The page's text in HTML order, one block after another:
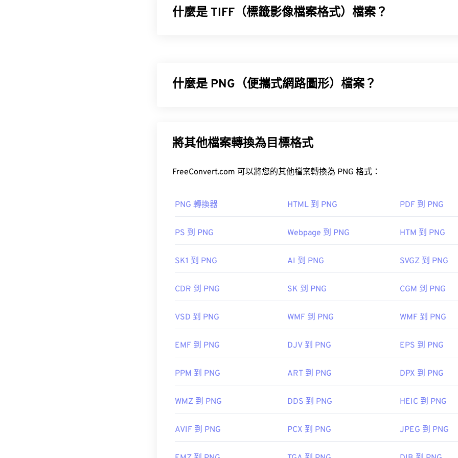
什麼是 TIFF（標籤影像檔案格式）檔案？
Preview。
TIFF 轉 JPG
其他替代程序包括 、GNU 影像處理程序 (
sdid=KKQIN&mv=search&kw=photoshop&
target="_blank">Photoshop
，以及ACDSee
也可用於開啟和處理 TIFF 檔案。
初始發布：1986
https://www.adobe.io/open/standards/TIFF.html" target="_TIbl">https://
extensions.org/tiff-file-extension
什麼是 PNG（便攜式網路圖形）檔案？
援具有更好透明度的動畫（試試我們的GIF 轉 APNG
檔案類型略大，因此在將其新增至網頁時請務必小心。
開發者：
實用連結：
相關 PNG 工具：
將其他檔案轉換為目標格式
FreeConvert.com 可以將您的其他檔案轉換為 PNG 格式：
PNG 轉換器 HTML 到 PNG PDF 到 PNG
PS 到 PNG Webpage 到 PNG HTM 到 PNG
SK1 到 PNG AI 到 PNG SVGZ 到 PNG
CDR 到 PNG SK 到 PNG CGM 到 PNG
VSD 到 PNG WMF 到 PNG WMF 到 PNG
EMF 到 PNG DJV 到 PNG EPS 到 PNG
PPM 到 PNG ART 到 PNG DPX 到 PNG
WMZ 到 PNG DDS 到 PNG HEIC 到 PNG
AVIF 到 PNG PCX 到 PNG JPEG 到 PNG